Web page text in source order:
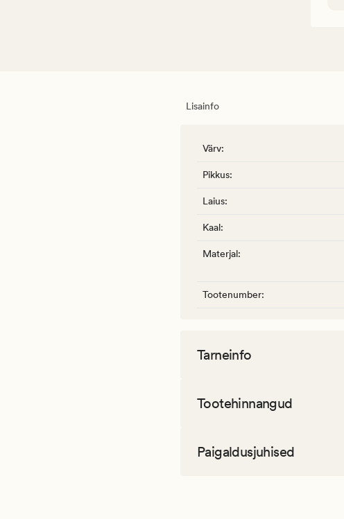
Lisainfo
Värv:
Pikkus:
Laius:
Kaal:
Materjal:
Tootenumber:
Tarneinfo
Tootehinnangud
Paigaldusjuhised